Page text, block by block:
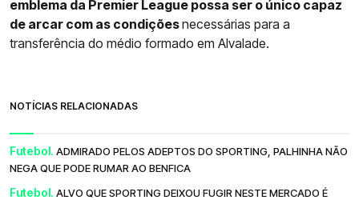
emblema da Premier League possa ser o único capaz
de arcar com as condiçõesnecessárias para a
transferência do médio formado em Alvalade.
NOTÍCIAS RELACIONADAS
Futebol. ADMIRADO PELOS ADEPTOS DO SPORTING, PALHINHA NÃO
NEGA QUE PODE RUMAR AO BENFICA
Futebol. ALVO QUE SPORTING DEIXOU FUGIR NESTE MERCADO É